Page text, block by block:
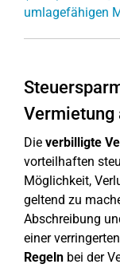
umlagefähigen
Vermietung
Die verbilligte
vorteilhaften
Möglichkeit,
geltend zu
Abschreibung
einer
Regeln bei der